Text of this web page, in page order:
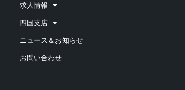
求人情報
四国支店
ニュース＆お知らせ
お問い合わせ